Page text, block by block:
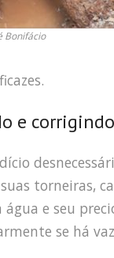
Bonifácio
e
torneiras,
água e seu
se há